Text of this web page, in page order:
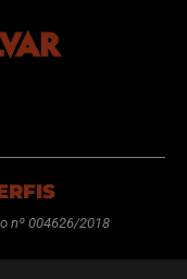
nº 004626/2018